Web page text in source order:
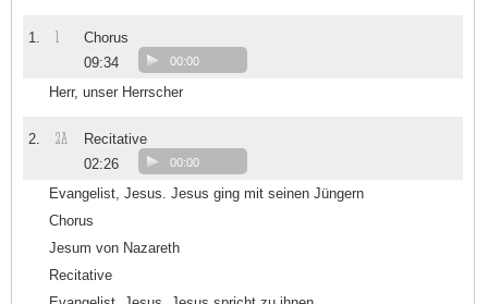
1. 1
Chorus
09:34
00:00
Herr, unser Herrscher
2. 2A
Recitative
02:26
00:00
Evangelist, Jesus. Jesus ging mit seinen Jüngern
Chorus
Jesum von Nazareth
Recitative